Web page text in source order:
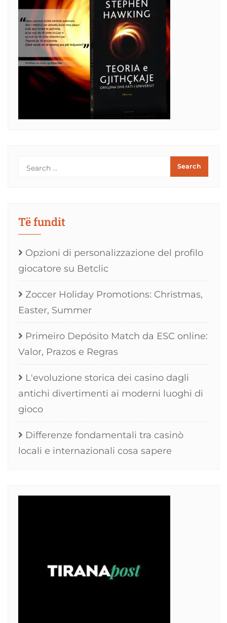
Të fundit
Opzioni di personalizzazione del profilo
giocatore su Betclic
Zoccer Holiday Promotions: Christmas,
Easter, Summer
Primeiro Depósito Match da ESC online:
Valor, Prazos e Regras
L'evoluzione storica dei casino dagli
antichi divertimenti ai moderni luoghi di
gioco
Differenze fondamentali tra casinò
locali e internazionali cosa sapere